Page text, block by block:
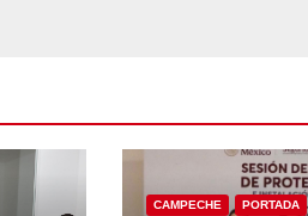
CAMPECHE PORTADA